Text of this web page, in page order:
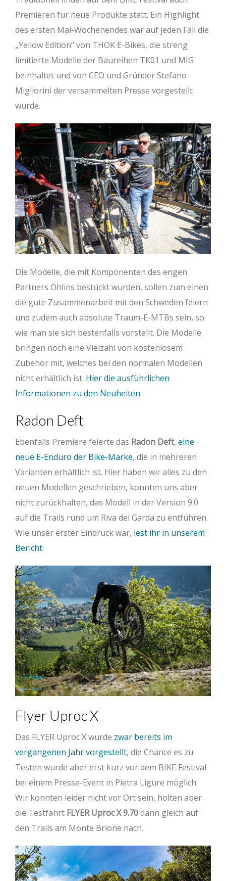
Premieren für neue Produkte statt. Ein Highlight
des ersten Mai-Wochenendes war auf jeden Fall die
„Yellow Edition“ von THOK E-Bikes, die streng
limitierte Modelle der Baureihen TK01 und MIG
beinhaltet und von CEO und Gründer Stefano
Migliorini der versammelten Presse vorgestellt
wurde.
Die Modelle, die mit Komponenten des engen
Partners Öhlins bestückt wurden, sollen zum einen
die gute Zusammenarbeit mit den Schweden feiern
und zudem auch absolute Traum-E-MTBs sein, so
wie man sie sich bestenfalls vorstellt. Die Modelle
bringen noch eine Vielzahl von kostenlosem
Zubehör mit, welches bei den normalen Modellen
nicht erhältlich ist. Hier die ausführlichen
Informationen zu den Neuheiten.
Radon Deft
Ebenfalls Premiere feierte das Radon Deft, eine
neue E-Enduro der Bike-Marke, die in mehreren
Varianten erhältlich ist. Hier haben wir alles zu den
neuen Modellen geschrieben, konnten uns aber
nicht zurückhalten, das Modell in der Version 9.0
auf die Trails rund um Riva del Garda zu entführen.
Wie unser erster Eindruck war, lest ihr in unserem
Bericht.
Flyer Uproc X
Das FLYER Uproc X wurde zwar bereits im
vergangenen Jahr vorgestellt, die Chance es zu
Testen wurde aber erst kurz vor dem BIKE Festival
bei einem Presse-Event in Pietra Ligure möglich.
Wir konnten leider nicht vor Ort sein, holten aber
die Testfahrt FLYER Uproc X 9.70dann gleich auf
den Trails am Monte Brione nach.